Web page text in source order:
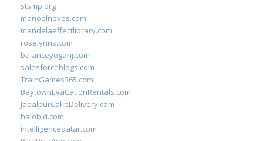
stsmp.org
manoelneves.com
mandelaeffectlibrary.com
roselynns.com
balanceyoganj.com
salesforceblogs.com
TrainGames365.com
BaytownEvaCationRentals.com
JabalpurCakeDelivery.com
halobjd.com
intelligenceqatar.com